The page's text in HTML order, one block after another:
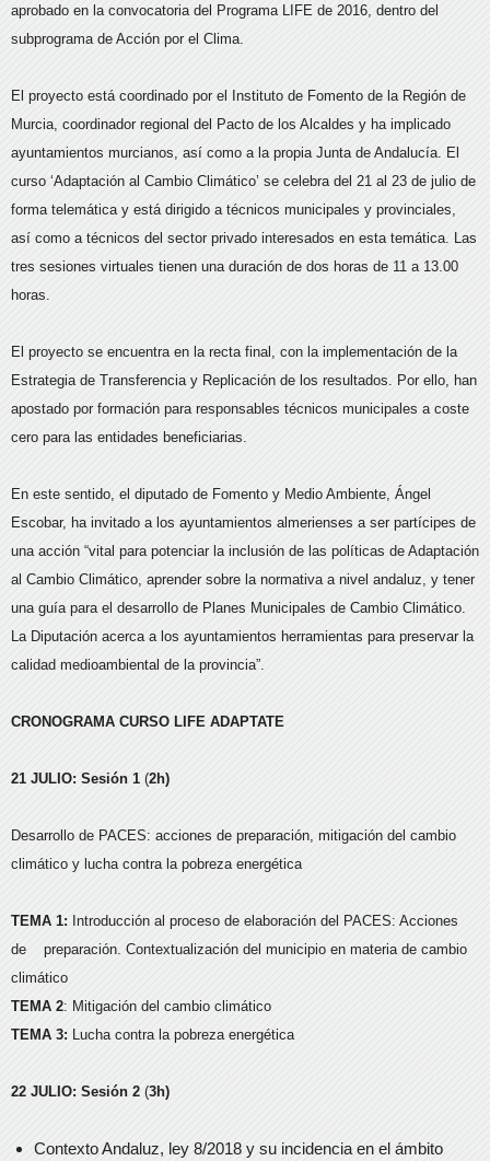
aprobado en la convocatoria del Programa LIFE de 2016, dentro del
subprograma de Acción por el Clima.
El proyecto está coordinado por el Instituto de Fomento de la Región de
Murcia, coordinador regional del Pacto de los Alcaldes y ha implicado
ayuntamientos murcianos, así como a la propia Junta de Andalucía. El
curso ‘Adaptación al Cambio Climático’ se celebra del 21 al 23 de julio de
forma telemática y está dirigido a técnicos municipales y provinciales,
así como a técnicos del sector privado interesados en esta temática. Las
tres sesiones virtuales tienen una duración de dos horas de 11 a 13.00
horas.
El proyecto se encuentra en la recta final, con la implementación de la
Estrategia de Transferencia y Replicación de los resultados. Por ello, han
apostado por formación para responsables técnicos municipales a coste
cero para las entidades beneficiarias.
En este sentido, el diputado de Fomento y Medio Ambiente, Ángel
Escobar, ha invitado a los ayuntamientos almerienses a ser partícipes de
una acción “vital para potenciar la inclusión de las políticas de Adaptación
al Cambio Climático, aprender sobre la normativa a nivel andaluz, y tener
una guía para el desarrollo de Planes Municipales de Cambio Climático.
La Diputación acerca a los ayuntamientos herramientas para preservar la
calidad medioambiental de la provincia”.
CRONOGRAMA CURSO LIFE ADAPTATE
21 JULIO: Sesión 1 (2h)
Desarrollo de PACES: acciones de preparación, mitigación del cambio
climático y lucha contra la pobreza energética
TEMA 1: Introducción al proceso de elaboración del PACES: Acciones
de preparación. Contextualización del municipio en materia de cambio
climático
TEMA 2: Mitigación del cambio climático
TEMA 3: Lucha contra la pobreza energética
22 JULIO: Sesión 2 (3h)
Contexto Andaluz, ley 8/2018 y su incidencia en el ámbito